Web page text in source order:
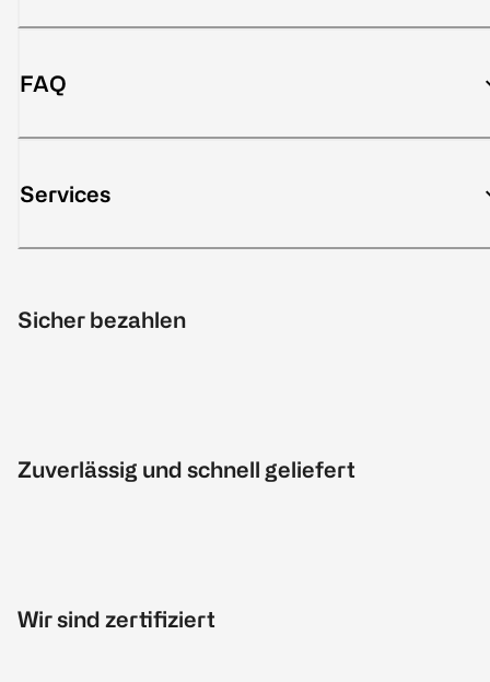
FAQ
Services
Sicher bezahlen
Zuverlässig und schnell geliefert
Wir sind zertifiziert